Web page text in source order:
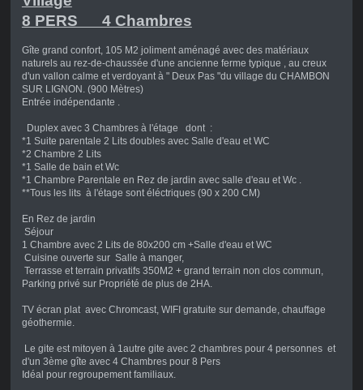
8 PERS 4 Chambres
Gîte grand confort, 105 M2 joliment aménagé avec des matériaux
naturels au rez-de-chaussée d'une ancienne ferme typique , au creux
d'un vallon calme et verdoyant à " Deux Pas "du village du CHAMBON
SUR LIGNON. (900 Mètres)
Entrée indépendante .
Duplex avec 3 Chambres à l'étage dont :
*1 Suite parentale 2 Lits doubles avec Salle d'eau et WC
*2 Chambre 2 Lits
*1 Salle de bain et Wc
*1 Chambre Parentale en Rez de jardin avec salle d'eau et Wc .
**Tous les lits à l'étage sont éléctriques (90 x 200 CM)
En Rez de jardin
Séjour
1 Chambre avec 2 Lits de 80x200 cm +Salle d'eau et WC
Cuisine ouverte sur Salle à manger,
Terrasse et terrain privatifs 350M2 + grand terrain non clos commun,
Parking privé sur Propriété de plus de 2HA.
TV écran plat avec Chromcast, WIFI gratuite sur demande, chauffage
géothermie.
Le gite est mitoyen à 1autre gite avec 2 chambres pour 4 personnes et
d'un 3ème gîte avec 4 Chambres pour 8 Pers
Idéal pour regroupement familiaux.